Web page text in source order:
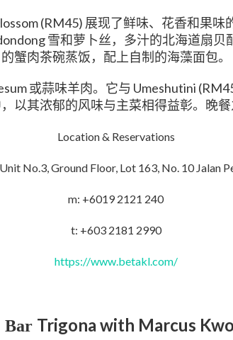
(RM45) 展现了鲜味、花香和果味
雪和萝卜丝，多汁的北海道扇贝
的蟹肉茶碗蒸饭，配上自制的海藻面包。
或蒜味羊肉。它与 Umeshutini
以其浓郁的风味与主菜相得益彰。晚餐
Location & Reservations
No.3, Ground Floor, Lot 163, No. 10 Jalan
m: +6019 2121 240
t: +603 2181 2990
https://www.betakl.com/
Bar Trigona with Marcus